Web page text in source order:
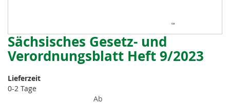
Sächsisches Gesetz- und
Verordnungsblatt Heft 9/2023
Lieferzeit
0-2 Tage
Ab
Zum
Anfang
der
springen